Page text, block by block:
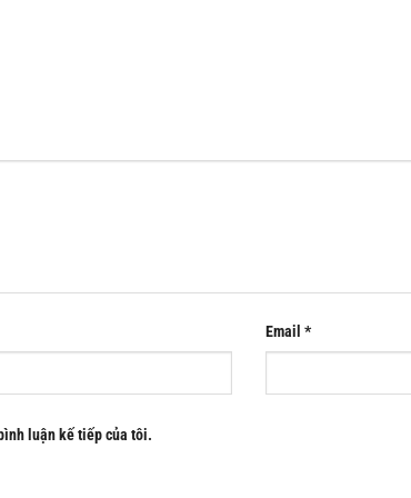
Email *
luận kế tiếp của tôi.